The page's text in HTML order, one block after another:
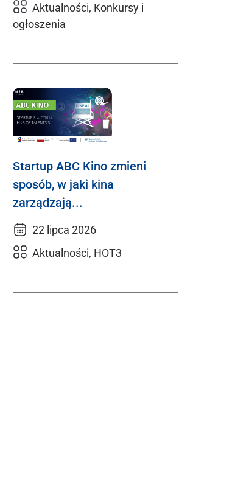
Aktualności, Konkursy i
ogłoszenia
Startup ABC Kino zmieni
sposób, w jaki kina
zarządzają...
22 lipca 2026
Aktualności, HOT3